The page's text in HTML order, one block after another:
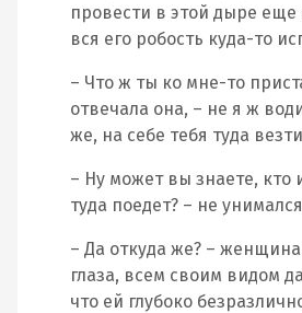
провести в этой дыре еще
вся его робость куда-то
– Что ж ты ко мне-то
отвечала она, – не я ж
же, на себе тебя туда
– Ну может вы знаете, кто
туда поедет? – не
– Да откуда же? – женщина
глаза, всем своим видом
что ей глубоко